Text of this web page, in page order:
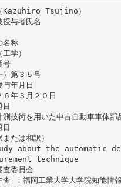
Kazuhiro Tsujino）
授与者氏名
名称
学）
号
）第３５号
与年月日
６年３月２０日
目
測技術を用いた中古自動車車体部
目
または和訳）
about the automatic
technique
査委員会
査 ：福岡工業大学大学院知能情